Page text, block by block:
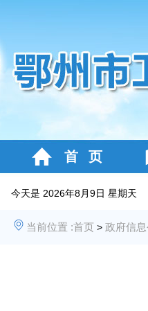
首 页
今天是 2026年8月9日 星期天
当前位置 :首页 > 政府信